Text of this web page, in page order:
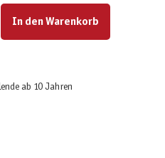
benutze die Schaltflächen um die Anzahl zu
In den Warenkorb
ab 10 Jahren